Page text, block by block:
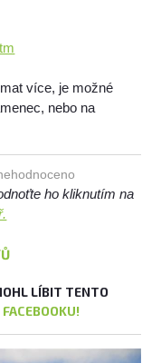
více, je možné
nebo na
ho kliknutím na
LÍBIT TENTO